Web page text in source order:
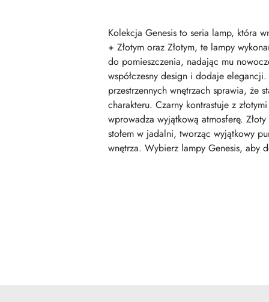
Kolekcja Genesis to seria lamp, która
+ Złotym oraz Złotym, te lampy
do pomieszczenia, nadając mu
współczesny design i dodaje
przestrzennych wnętrzach sprawia, że
charakteru. Czarny kontrastuje z
wprowadza wyjątkową atmosferę.
stołem w jadalni, tworząc wyjątkowy
wnętrza. Wybierz lampy Genesis, aby